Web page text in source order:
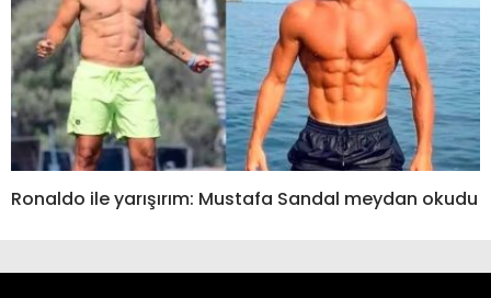
Ronaldo ile yarışırım: Mustafa Sandal meydan okudu